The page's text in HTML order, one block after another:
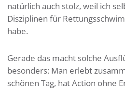
natürlich auch stolz, weil ich
Disziplinen für
habe.
Gerade das macht solche
besonders: Man erlebt
schönen Tag, hat Action ohne